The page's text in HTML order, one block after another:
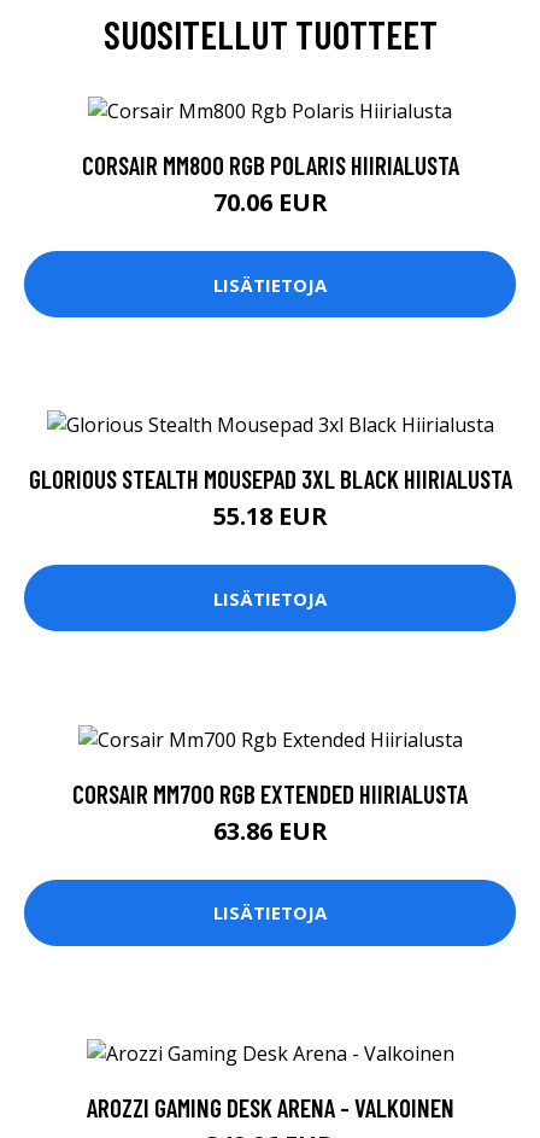
SUOSITELLUT TUOTTEET
CORSAIR MM800 RGB POLARIS HIIRIALUSTA
70.06 EUR
LISÄTIETOJA
GLORIOUS STEALTH MOUSEPAD 3XL BLACK HIIRIALUSTA
55.18 EUR
LISÄTIETOJA
CORSAIR MM700 RGB EXTENDED HIIRIALUSTA
63.86 EUR
LISÄTIETOJA
AROZZI GAMING DESK ARENA - VALKOINEN